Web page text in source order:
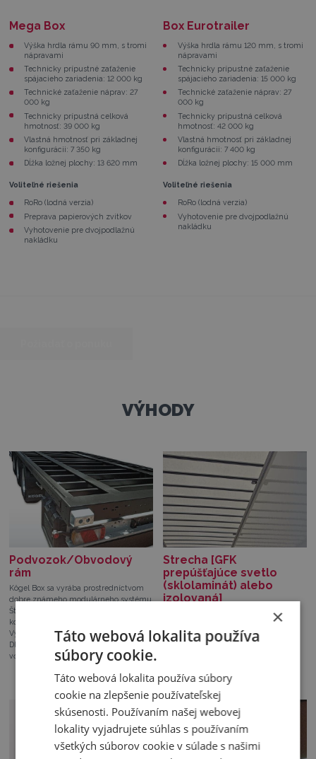
Mega Box
Výška hrdla rámu 90 mm, s tromi
nápravami
Technicky prípustné zaťaženie
spájacieho zariadenia: 12 000 kg
Technické zaťaženie náprav: 27
000 kg
Technicky prípustná celková
hmotnosť: 39 000 kg
Vlastná hmotnosť pri základnej
konfigurácii: 7 350 kg
Dĺžka ložnej plochy: 13 620 mm
Voliteľné riešenia
RoRo (lodná verzia)
Preprava papierových zvitkov
Vyhotovenie pre dvojpodlažnú
nakládku
Box Eurotrailer
Výška hrdla rámu 120 mm, s tromi
nápravami
Technicky prípustné zaťaženie
spájacieho zariadenia: 15 000 kg
Technické zaťaženie náprav: 27
000 kg
Technicky prípustná celková
hmotnosť: 42 000 kg
Vlastná hmotnosť pri základnej
konfigurácii: 7 400 kg
Dĺžka ložnej plochy: 15 000 mm
Voliteľné riešenia
RoRo (lodná verzia)
Vyhotovenie pre dvojpodlažnú
nakládku
VÝHODY
Podvozok/Obvodový
rám
Kögel Box sa vyrába prostredníctvom
dobre známeho modulárneho systému
Štandardizované modulové systémy,
komponenty a prvky
Vysoká kvalita aj bezpečnosť
Dlhotrvajúca ochrana proti korózii
vďaka KTL + nanokeramike
Strecha [GFK
prepúšťajúce svetlo
(sklolaminát) alebo
izolovaná]
prepúšťajúce svetlo s priečnymi
vzperami –
Izolovaná strecha s cca 40 mm
umiestnený na vonkajšej strane boxu
×
Táto webová lokalita používa
súbory cookie.
Táto webová lokalita používa súbory
cookie na zlepšenie používateľskej
skúsenosti. Používaním našej webovej
lokality vyjadrujete súhlas s používaním
všetkých súborov cookie v súlade s našimi